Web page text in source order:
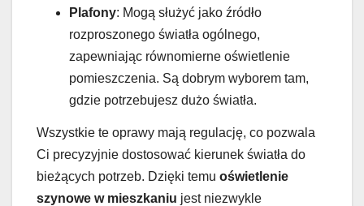
Plafony: Mogą służyć jako źródło
rozproszonego światła ogólnego,
zapewniając równomierne oświetlenie
pomieszczenia. Są dobrym wyborem tam,
gdzie potrzebujesz dużo światła.
Wszystkie te oprawy mają regulację, co pozwala
Ci precyzyjnie dostosować kierunek światła do
bieżących potrzeb. Dzięki temu oświetlenie
szynowe w mieszkaniu jest niezwykle